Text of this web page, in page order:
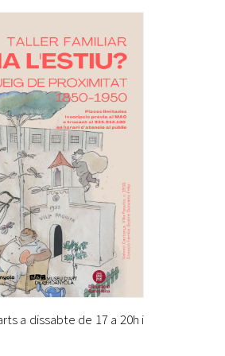
Comptes
Pública
i Tràmits
a dissabte de 17 a 20h i